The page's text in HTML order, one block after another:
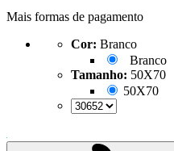
Mais formas de pagamento
Cor: Branco
Branco
Tamanho: 50X70
50X70